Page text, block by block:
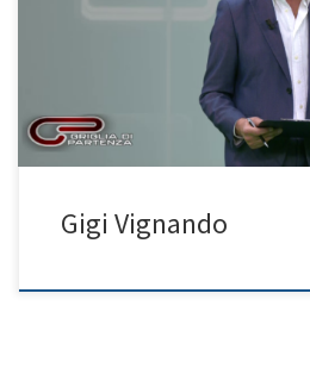
Programma: Griglia di Partenza
Gigi Vignando